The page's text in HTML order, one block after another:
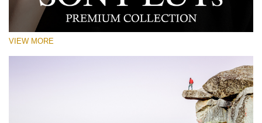
VIEW MORE